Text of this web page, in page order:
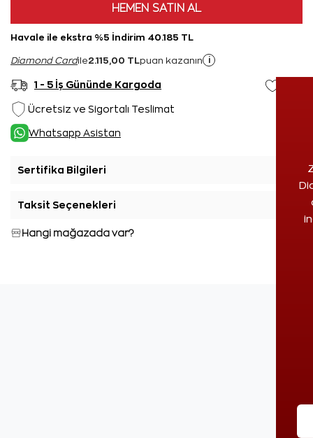
HEMEN SATIN AL
Havale ile ekstra %5 İndirim 40.185 TL
Diamond Cardile2.115,00 TL puan kazanın i
1 - 5 İş Gününde Kargoda
Ücretsiz ve Sigortalı Teslimat
Whatsapp Asistan
Sertifika Bilgileri
Taksit Seçenekleri
Hangi mağazada var?